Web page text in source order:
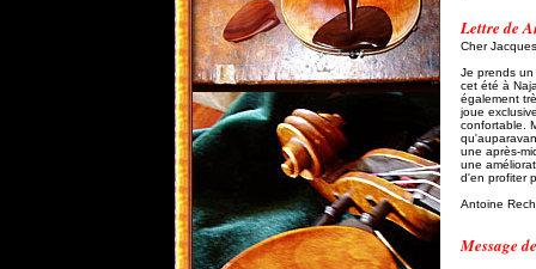
Lettre de
Cher
Je prends
cet été à
également
joue
confortable.
une après-
une
d'en profiter
Antoine Rech
Message